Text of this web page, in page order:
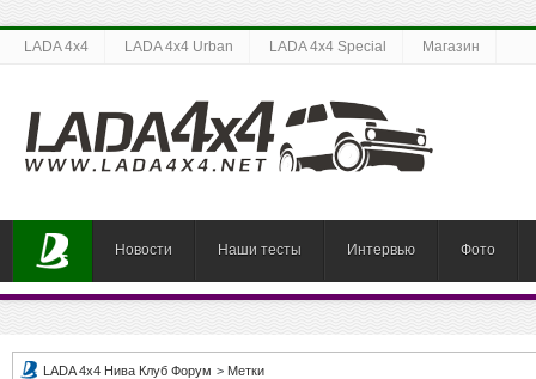
LADA 4x4 LADA 4x4 Urban LADA 4x4 Special Магазин
Новости Наши тесты Интервью Фото
LADA 4x4 Нива Клуб Форум > Метки